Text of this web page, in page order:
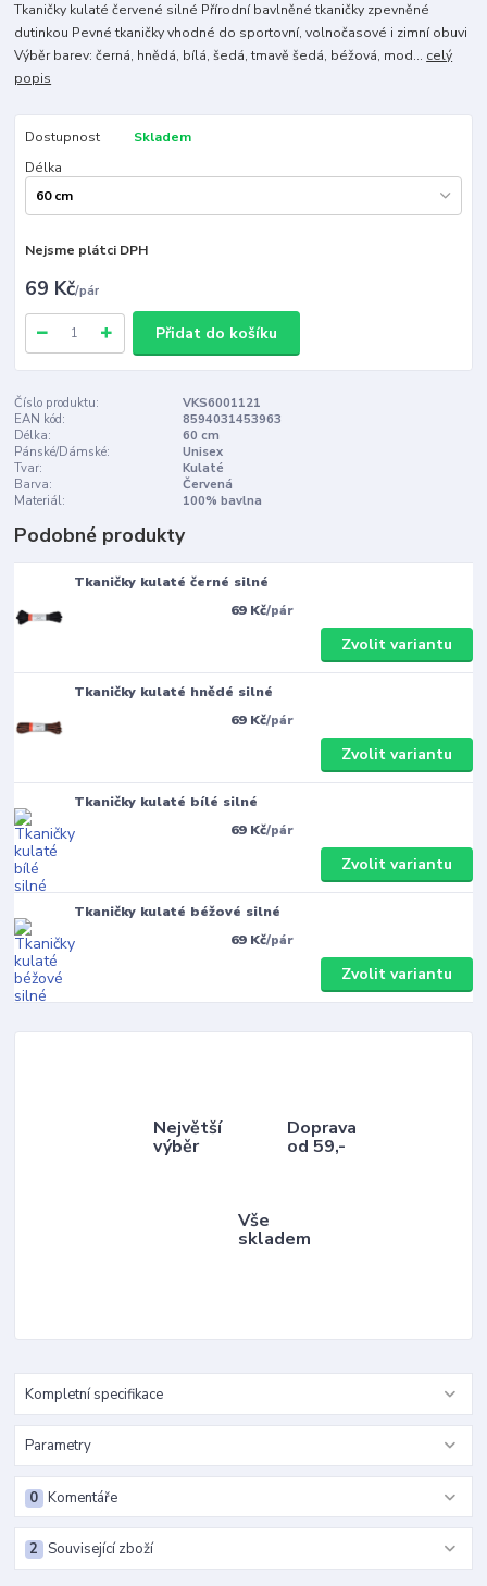
Tkaničky kulaté červené silné Přírodní bavlněné tkaničky zpevněné
dutinkou Pevné tkaničky vhodné do sportovní, volnočasové i zimní obuvi
Výběr barev: černá, hnědá, bílá, šedá, tmavě šedá, béžová, mod... celý
popis
Dostupnost
Skladem
Délka
Nejsme plátci DPH
69 Kč/pár
Přidat do košíku
Číslo produktu:
VKS6001121
EAN kód:
8594031453963
Délka:
60 cm
Pánské/Dámské:
Unisex
Tvar:
Kulaté
Barva:
Červená
Materiál:
100% bavlna
Podobné produkty
Tkaničky kulaté černé silné
69 Kč/pár
Zvolit variantu
Tkaničky kulaté hnědé silné
69 Kč/pár
Zvolit variantu
Tkaničky kulaté bílé silné
69 Kč/pár
Zvolit variantu
Tkaničky kulaté béžové silné
69 Kč/pár
Zvolit variantu
Největší
výběr
Doprava
od 59,-
Vše
skladem
Kompletní specifikace
Parametry
Komentáře
0
Související zboží
2